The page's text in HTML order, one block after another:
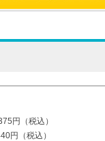
円（税込）
円（税込）